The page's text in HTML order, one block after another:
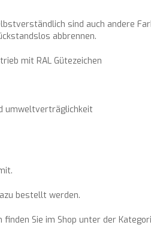
sind auch andere
abbrennen.
mit RAL Gütezeichen
umweltverträglichkeit
bestellt werden.
finden Sie im Shop unter der